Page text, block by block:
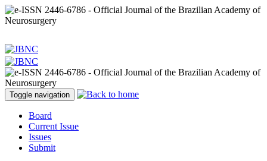
Toggle navigation
Board
Current Issue
Issues
Submit